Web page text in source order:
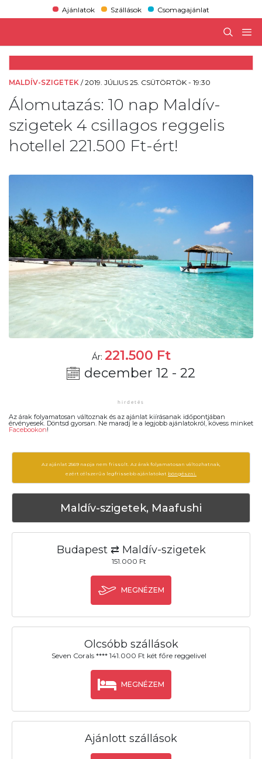
Ajánlatok Szállások Csomagajánlat
MALDÍV-SZIGETEK /2019. JÚLIUS 25. CSÜTÖRTÖK - 19:30
Álomutazás: 10 nap Maldív-
szigetek 4 csillagos reggelis
hotellel 221.500 Ft-ért!
Ár: 221.500 Ft
december 12 - 22
Az árak folyamatosan változnak és az ajánlat kiírásanak időpontjában
érvényesek. Döntsd gyorsan. Ne maradj le a legjobb ajánlatokról, kövess minket
Facebookon!
Az ajánlat 2569 napja nem frissült. Az árak folyamatosan változhatnak,
ezért célszerű a legfrissebb ajánlatokat böngészni.
Maldív-szigetek, Maafushi
Budapest ⇄ Maldív-szigetek
151.000 Ft
MEGNÉZEM
Olcsóbb szállások
Seven Corals **** 141.000 Ft két főre reggelivel
MEGNÉZEM
Ajánlott szállások